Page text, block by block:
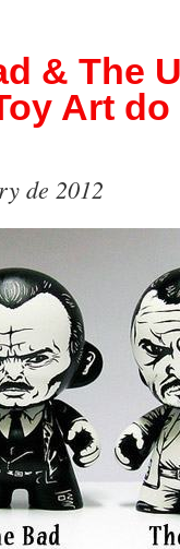
& The
Art do
de 2012